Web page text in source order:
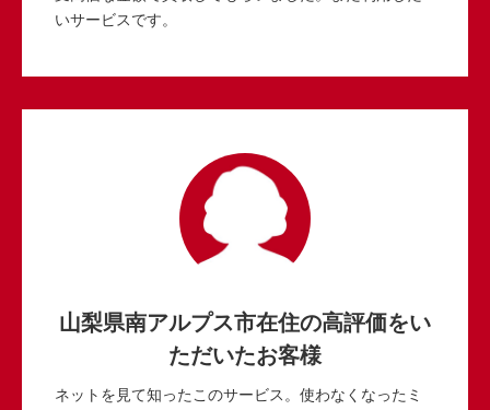
いサービスです。
山梨県南アルプス市在住の高評価をい
ただいたお客様
ネットを見て知ったこのサービス。使わなくなったミ